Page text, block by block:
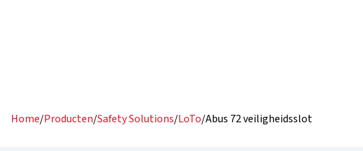
Home/Producten/Safety Solutions/LoTo/Abus 72 veiligheidsslot